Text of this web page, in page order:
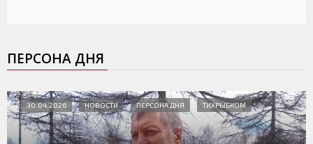
ПЕРСОНА ДНЯ
30.04.2026 НОВОСТИ ПЕРСОНА ДНЯ ТИХРЫБКОМ